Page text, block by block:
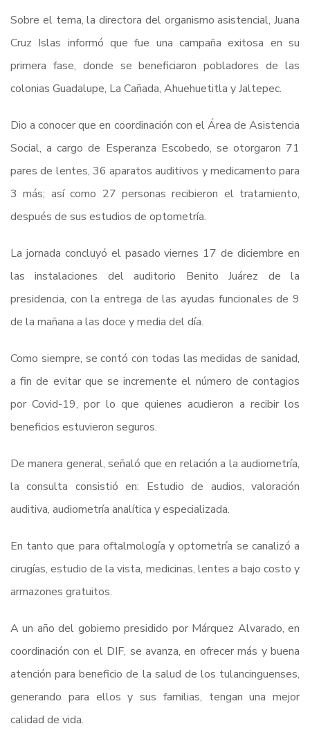
Sobre el tema, la directora del organismo asistencial, Juana
Cruz Islas informó que fue una campaña exitosa en su
primera fase, donde se beneficiaron pobladores de las
colonias Guadalupe, La Cañada, Ahuehuetitla y Jaltepec.
Dio a conocer que en coordinación con el Área de Asistencia
Social, a cargo de Esperanza Escobedo, se otorgaron 71
pares de lentes, 36 aparatos auditivos y medicamento para
3 más; así como 27 personas recibieron el tratamiento,
después de sus estudios de optometría.
La jornada concluyó el pasado viernes 17 de diciembre en
las instalaciones del auditorio Benito Juárez de la
presidencia, con la entrega de las ayudas funcionales de 9
de la mañana a las doce y media del día.
Como siempre, se contó con todas las medidas de sanidad,
a fin de evitar que se incremente el número de contagios
por Covid-19, por lo que quienes acudieron a recibir los
beneficios estuvieron seguros.
De manera general, señaló que en relación a la audiometría,
la consulta consistió en: Estudio de audios, valoración
auditiva, audiometría analítica y especializada.
En tanto que para oftalmología y optometría se canalizó a
cirugías, estudio de la vista, medicinas, lentes a bajo costo y
armazones gratuitos.
A un año del gobierno presidido por Márquez Alvarado, en
coordinación con el DIF, se avanza, en ofrecer más y buena
atención para beneficio de la salud de los tulancinguenses,
generando para ellos y sus familias, tengan una mejor
calidad de vida.